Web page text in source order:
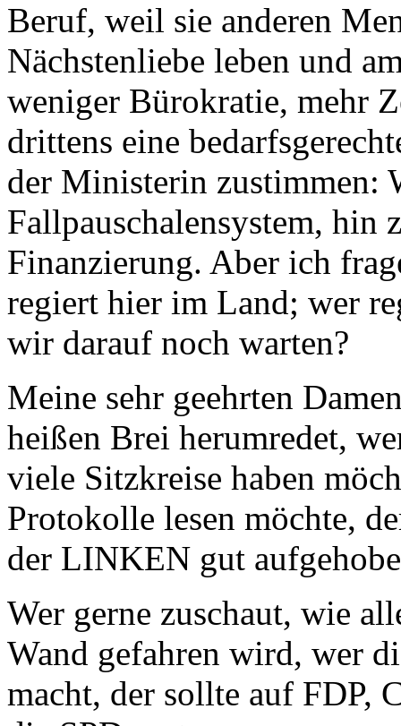
Beruf, weil sie anderen
Nächstenliebe leben und
weniger Bürokratie, mehr
drittens eine
der Ministerin zustimmen:
Fallpauschalensystem, hin
Finanzierung. Aber ich
regiert hier im Land; wer
wir darauf noch warten?
Meine sehr geehrten
heißen Brei herumredet,
viele Sitzkreise haben
Protokolle lesen möchte,
der LINKEN gut
Wer gerne zuschaut, wie
Wand gefahren wird, wer
macht, der sollte auf FDP,